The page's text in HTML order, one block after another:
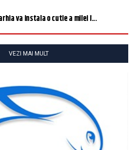
va instala o cutie a milei î...
VEZI MAI MULT